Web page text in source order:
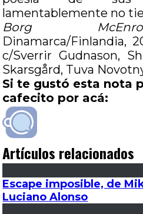
lamentablemente no
Borg
Dinamarca/Finlandia,
c/Sverrir Gudnason,
Skarsgård, Tuva
Si te gustó esta nota
cafecito por acá:
Artículos relacionados
Escape imposible, de
Luciano Alonso